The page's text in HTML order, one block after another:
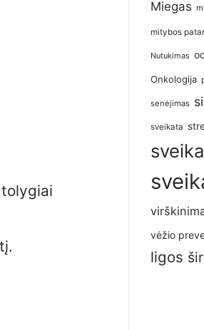
Miegas
mitybos
Nutukimas
Onkologija
senėjimas
sveikata
vėžio
ligos